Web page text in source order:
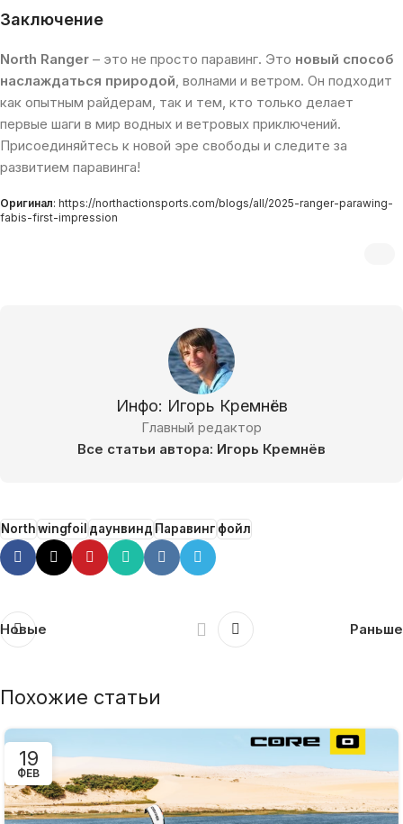
Заключение
North Ranger – это не просто паравинг. Это новый способ
наслаждаться природой, волнами и ветром. Он подходит
как опытным райдерам, так и тем, кто только делает
первые шаги в мир водных и ветровых приключений.
Присоединяйтесь к новой эре свободы и следите за
развитием паравинга!
Оригинал: https://northactionsports.com/blogs/all/2025-ranger-parawing-
fabis-first-impression
Инфо: Игорь Кремнёв
Главный редактор
Все статьи автора: Игорь Кремнёв
Northwingfoil даунвиндПаравингфойл
Новые Раньше
Похожие статьи
19
ФЕВ